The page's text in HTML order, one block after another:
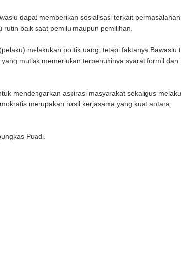
dapat memberikan sosialisasi terkait
baik saat pemilu maupun pemilihan.
melakukan politik uang, tetapi faktanya Bawaslu
mutlak memerlukan terpenuhinya syarat formil dan
mendengarkan aspirasi masyarakat sekaligus
merupakan hasil kerjasama yang kuat antara
Puadi.